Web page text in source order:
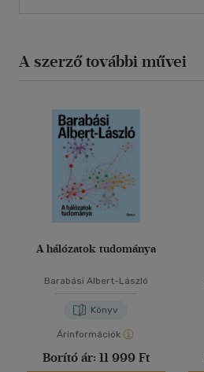
A szerző további művei
A hálózatok tudománya
Barabási Albert-László
Könyv
Árinformációk
Borító ár: 11 999 Ft